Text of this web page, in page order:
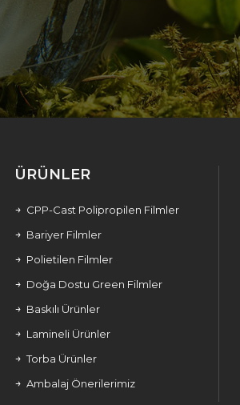
ÜRÜNLER
CPP-Cast Polipropilen Filmler
Bariyer Filmler
Polietilen Filmler
Doğa Dostu Green Filmler
Baskılı Ürünler
Lamineli Ürünler
Torba Ürünler
Ambalaj Önerilerimiz